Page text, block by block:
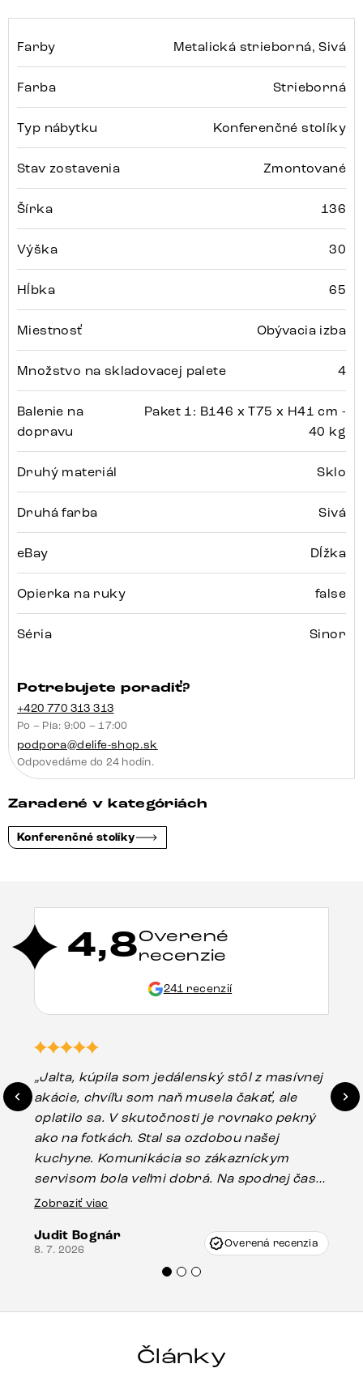
Farby Metalická strieborná, Sivá
Farba Strieborná
Typ nábytku Konferenčné stolíky
Stav zostavenia Zmontované
Šírka 136
Výška 30
Hĺbka 65
Miestnosť Obývacia izba
Množstvo na skladovacej palete 4
Balenie na
dopravu
Paket 1: B146 x T75 x H41 cm -
40 kg
Druhý materiál Sklo
Druhá farba Sivá
eBay Dĺžka
Opierka na ruky false
Séria Sinor
Potrebujete poradiť?
+420 770 313 313
Po – Pia: 9:00 – 17:00
podpora@delife-shop.sk
Odpovedáme do 24 hodín.
Zaradené v kategóriách
Konferenčné stolíky
4,8Overené
recenzie
241 recenzií
„Jalta, kúpila som jedálenský stôl z masívnej
akácie, chvíľu som naň musela čakať, ale
oplatilo sa. V skutočnosti je rovnako pekný
ako na fotkách. Stal sa ozdobou našej
kuchyne. Komunikácia so zákazníckym
servisom bola veľmi dobrá. Na spodnej časti
stola bolo malé poškodenie, pravdepodobne
Vincze pri riešení mojej záležitosti pristúpili
veľmi korektne. Odporúčam produkty Delife
Zobraziť viac
Judit Bognár
8. 7. 2026 Overená recenzia
Články